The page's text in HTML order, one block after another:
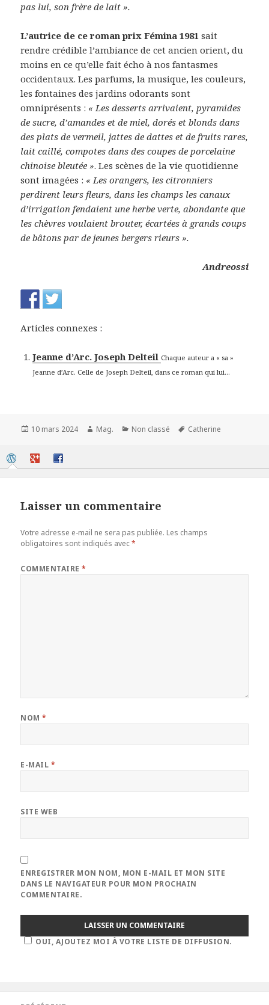
pas lui, son frère de lait ».
L’autrice de ce roman prix Fémina 1981sait
rendre crédible l’ambiance de cet ancien orient, du
moins en ce qu’elle fait écho à nos fantasmes
occidentaux. Les parfums, la musique, les couleurs,
les fontaines des jardins odorants sont
omniprésents : « Les desserts arrivaient, pyramides
de sucre, d’amandes et de miel, dorés et blonds dans
des plats de vermeil, jattes de dattes et de fruits rares,
lait caillé, compotes dans des coupes de porcelaine
chinoise bleutée ». Les scènes de la vie quotidienne
sont imagées : « Les orangers, les citronniers
perdirent leurs fleurs, dans les champs les canaux
d’irrigation fendaient une herbe verte, abondante que
les chèvres voulaient brouter, écartées à grands coups
de bâtons par de jeunes bergers rieurs ».
Andreossi
Articles connexes :
Jeanne d’Arc. Joseph Delteil Chaque auteur a « sa »
Jeanne d’Arc. Celle de Joseph Delteil, dans ce roman qui lui...
Publié
10 mars 2024 Auteur
Mag. Catégories
Non classé
Mots-
Catherine
Laisser un commentaire
Votre adresse e-mail ne sera pas publiée. Les champs
obligatoires sont indiqués avec*
COMMENTAIRE*
NOM*
E-MAIL *
SITE WEB
ENREGISTRER MON NOM, MON E-MAIL ET MON SITE
DANS LE NAVIGATEUR POUR MON PROCHAIN
COMMENTAIRE.
OUI, AJOUTEZ MOI À VOTRE LISTE DE DIFFUSION.